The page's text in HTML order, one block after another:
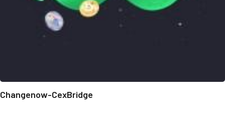
Changenow-CexBridge